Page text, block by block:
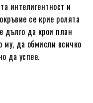
интелигентност и
се крие ролята
дълго да крои план
му, да обмисли всичко
да успее.